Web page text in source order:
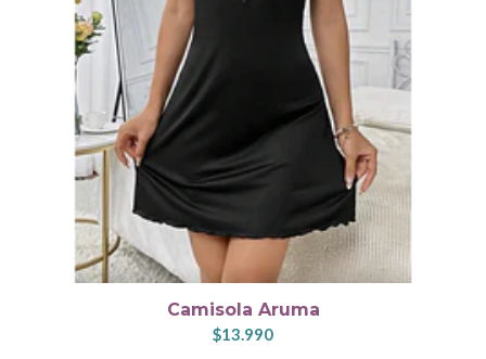
Camisola Aruma
$13.990